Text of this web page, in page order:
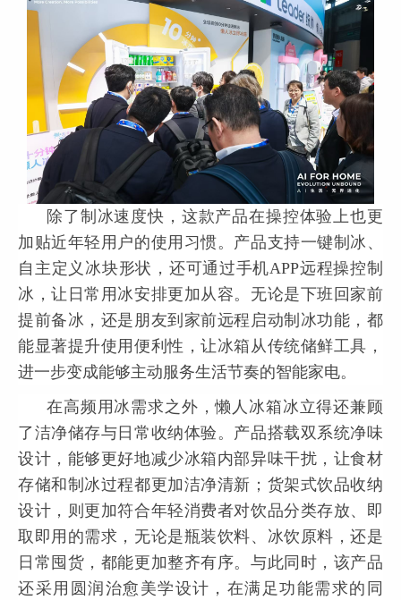
除了制冰速度快，这款产品在操控体验上也更
加贴近年轻用户的使用习惯。产品支持一键制冰、
自主定义冰块形状，还可通过手机APP远程操控制
冰，让日常用冰安排更加从容。无论是下班回家前
提前备冰，还是朋友到家前远程启动制冰功能，都
能显著提升使用便利性，让冰箱从传统储鲜工具，
进一步变成能够主动服务生活节奏的智能家电。
在高频用冰需求之外，懒人冰箱冰立得还兼顾
了洁净储存与日常收纳体验。产品搭载双系统净味
设计，能够更好地减少冰箱内部异味干扰，让食材
存储和制冰过程都更加洁净清新；货架式饮品收纳
设计，则更加符合年轻消费者对饮品分类存放、即
取即用的需求，无论是瓶装饮料、冰饮原料，还是
日常囤货，都能更加整齐有序。与此同时，该产品
还采用圆润治愈美学设计，在满足功能需求的同